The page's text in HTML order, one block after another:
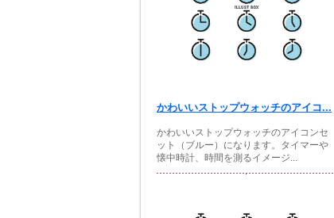
かわいいストップウォッチのアイコ...
かわいいストップウォッチのアイコンセ
ット（ブルー）になります。タイマーや
懐中時計、時間を測るイメージ...